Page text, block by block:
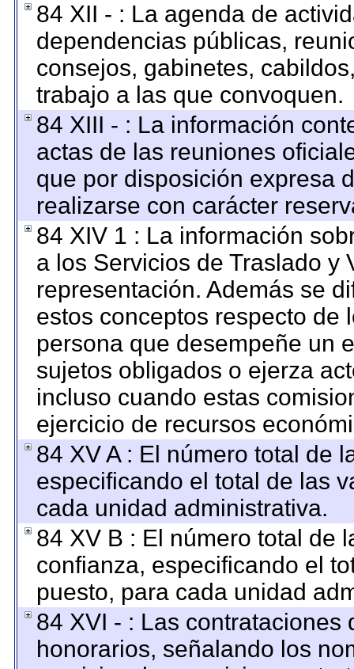
84 XII - : La agenda de
dependencias públicas,
consejos, gabinetes,
trabajo a las que convoquen.
84 XIII - : La información
actas de las reuniones
que por disposición expresa
realizarse con carácter
84 XIV 1 : La información
a los Servicios de Traslado y
representación. Además se
estos conceptos respecto de
persona que desempeñe un
sujetos obligados o ejerza
incluso cuando estas
ejercicio de recursos
84 XV A : El número total de
especificando el total de las
cada unidad administrativa.
84 XV B : El número total de
confianza, especificando el
puesto, para cada unidad
84 XVI - : Las
honorarios, señalando los